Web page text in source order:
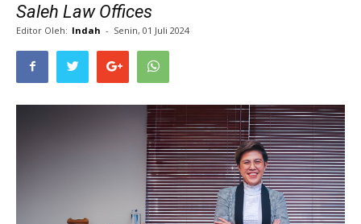
Career
Style
Saleh Law Offices
Editor Oleh: Indah - Senin, 01 Juli 2024